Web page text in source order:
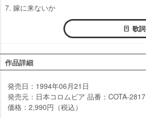
7. 嫁に来ないか
歌詞
作品詳細
発売日：1994年06月21日
発売元：日本コロムビア 品番：COTA-2817
価格：2,990円（税込）